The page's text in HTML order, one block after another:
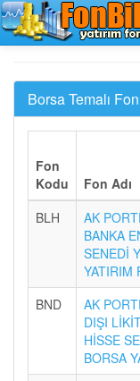
Borsa Temalı
Fon
Kodu
Fon Adı
BLH
AK
BANKA
SENEDİ
YATIRIM
BND
AK
DIŞI
HİSSE
BORSA